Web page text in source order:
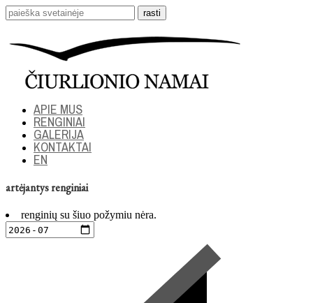
APIE MUS
RENGINIAI
GALERIJA
KONTAKTAI
EN
artėjantys renginiai
renginių su šiuo požymiu nėra.